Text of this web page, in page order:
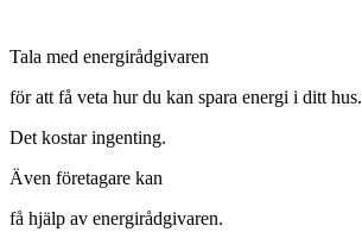
Tala med energirådgivaren
för att få veta hur du kan spara energi i ditt hus.
Det kostar ingenting.
Även företagare kan
få hjälp av energirådgivaren.